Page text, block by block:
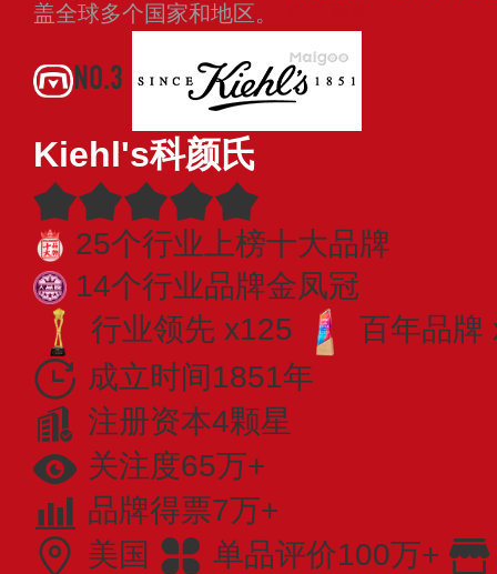
盖全球多个国家和地区。
NO.3
Kiehl's科颜氏
25个行业上榜十大品牌
14个行业品牌金凤冠
行业领先 x125
百年品牌
成立时间1851年
注册资本4颗星
关注度65万+
品牌得票7万+
美国
单品评价100万+